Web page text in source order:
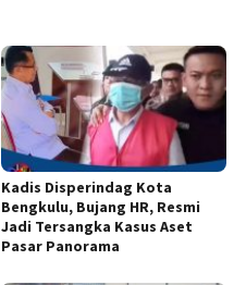
Kadis Disperindag Kota
Bengkulu, Bujang HR, Resmi
Jadi Tersangka Kasus Aset
Pasar Panorama